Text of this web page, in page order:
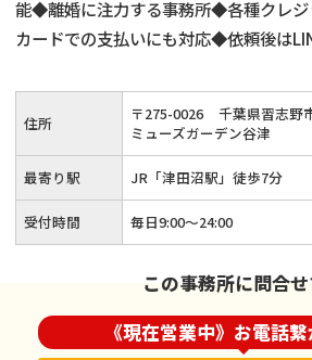
能◆離婚に注力する事務所◆各種クレジ
カードでの支払いにも対応◆依頼後は
ュニケーションも可能◆法テラスの利
から徒歩7分
住所 〒275-0026
千葉県習志野
ミューズガーデン谷津
最寄り駅 JR「津田沼駅」徒歩7分
受付時間 毎日9:00～24:00
この事務所に問合
《現在営業中》お電話